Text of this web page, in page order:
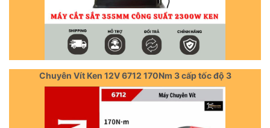
Chuyên Vít Ken 12V 6712 170Nm 3 cấp tốc độ 3